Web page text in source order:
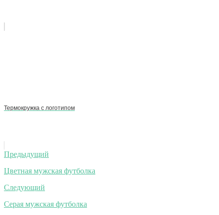
Термокружка с логотипом
Навигация
по
записям
Предыдущий
Цветная мужская футболка
Следующий
Серая мужская футболка